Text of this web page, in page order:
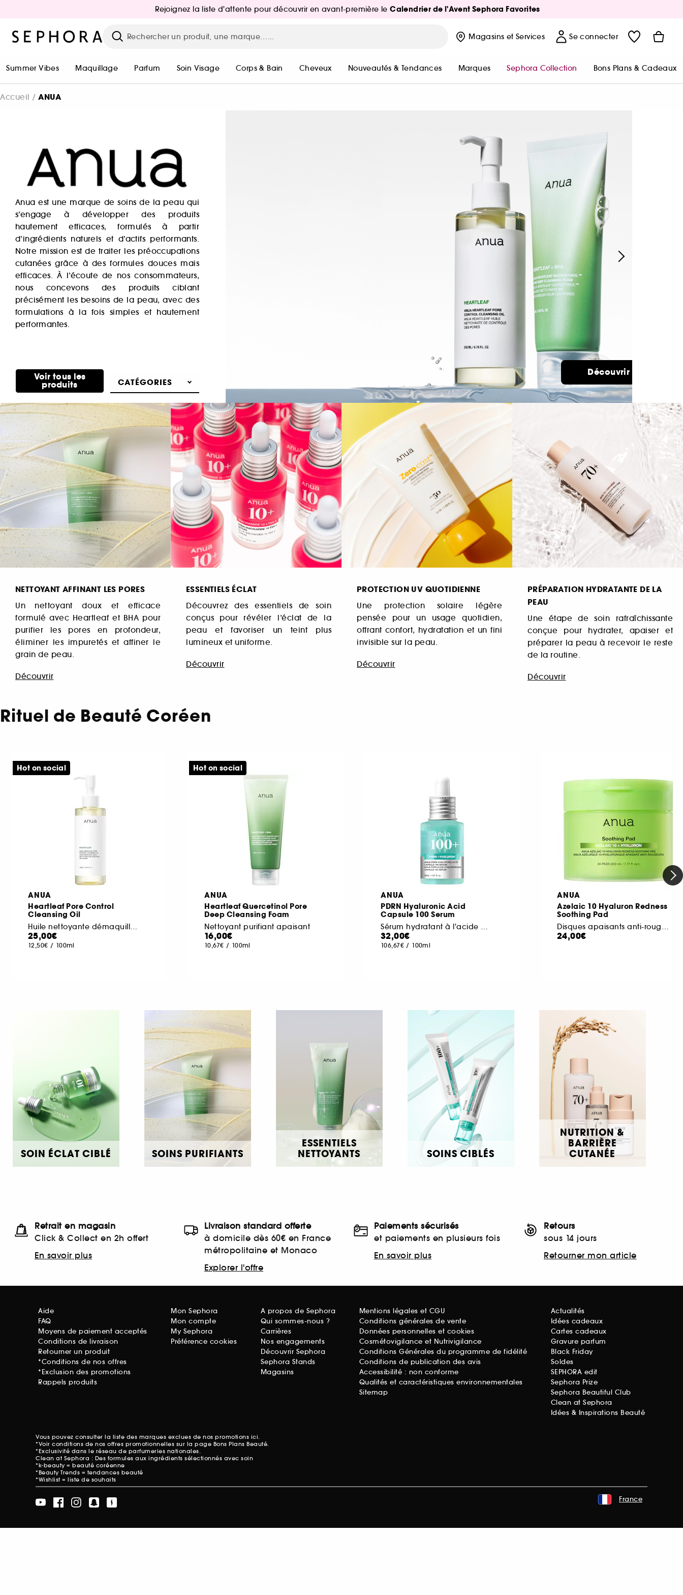
Rejoignez la liste d'attente pour découvrir en avant-première leCalendrier de l'Avent Sephora Favorites
Magasins et Services Se connecter
Summer Vibes Maquillage Parfum Soin Visage Corps & Bain Cheveux Nouveautés & Tendances Marques Sephora Collection Bons Plans & Cadeaux
Accueil ANUA
Anua est une marque de soins de la peau qui
s’engage à développer des produits
hautement efficaces, formulés à partir
d’ingrédients naturels et d’actifs performants.
Notre mission est de traiter les préoccupations
cutanées grâce à des formules douces mais
efficaces. À l’écoute de nos consommateurs,
nous concevons des produits ciblant
précisément les besoins de la peau, avec des
formulations à la fois simples et hautement
performantes.
Voir tous les
produits CATÉGORIES
Découvrir
NETTOYANT AFFINANT LES PORES
Un nettoyant doux et efficace
formulé avec Heartleaf et BHA pour
purifier les pores en profondeur,
éliminer les impuretés et affiner le
grain de peau.
Découvrir
ESSENTIELS ÉCLAT
Découvrez des essentiels de soin
conçus pour révéler l’éclat de la
peau et favoriser un teint plus
lumineux et uniforme.
Découvrir
PROTECTION UV QUOTIDIENNE
Une protection solaire légère
pensée pour un usage quotidien,
offrant confort, hydratation et un fini
invisible sur la peau.
Découvrir
PRÉPARATION HYDRATANTE DE LA
PEAU
Une étape de soin rafraîchissante
conçue pour hydrater, apaiser et
préparer la peau à recevoir le reste
de la routine.
Découvrir
Rituel de Beauté Coréen
ANUA
Heartleaf Pore Control
Cleansing Oil
Huile nettoyante démaquillante
25,00€
12,50€ / 100ml
Hot on social
ANUA
Heartleaf Quercetinol Pore
Deep Cleansing Foam
Nettoyant purifiant apaisant
16,00€
10,67€ / 100ml
Hot on social
ANUA
PDRN Hyaluronic Acid
Capsule 100 Serum
Sérum hydratant à l'acide hyaluronique
32,00€
106,67€ / 100ml
ANUA
Azelaic 10 Hyaluron Redness
Soothing Pad
Disques apaisants anti-rougeurs
24,00€
SOIN ÉCLAT CIBLÉ SOINS PURIFIANTS
ESSENTIELS
NETTOYANTS
SOINS CIBLÉS
NUTRITION &
BARRIÈRE
CUTANÉE
Retrait en magasin
Click & Collect en 2h offert
En savoir plus
Livraison standard offerte
à domicile dès 60€ en France
métropolitaine et Monaco
Explorer l'offre
Paiements sécurisés
et paiements en plusieurs fois
En savoir plus
Retours
sous 14 jours
Retourner mon article
Aide
FAQ
Moyens de paiement acceptés
Conditions de livraison
Retourner un produit
*Conditions de nos offres
*Exclusion des promotions
Rappels produits
Mon Sephora
Mon compte
My Sephora
Préférence cookies
A propos de Sephora
Qui sommes-nous ?
Carrières
Nos engagements
Découvrir Sephora
Sephora Stands
Magasins
Mentions légales et CGU
Conditions générales de vente
Données personnelles et cookies
Cosmétovigilance et Nutrivigilance
Conditions Générales du programme de fidélité
Conditions de publication des avis
Accessibilité : non conforme
Qualités et caractéristiques environnementales
Sitemap
Actualités
Idées cadeaux
Cartes cadeaux
Gravure parfum
Black Friday
Soldes
SEPHORA edit
Sephora Prize
Sephora Beautiful Club
Clean at Sephora
Idées & Inspirations Beauté
Vous pouvez consulter la liste des marques exclues de nos promotions ici.
*Voir conditions de nos offres promotionnelles sur la page Bons Plans Beauté.
*Exclusivité dans le réseau de parfumeries nationales.
Clean at Sephora : Des formules aux ingrédients sélectionnés avec soin
*k-beauty = beauté coréenne
*Beauty Trends = tendances beauté
*Wishlist = liste de souhaits
France